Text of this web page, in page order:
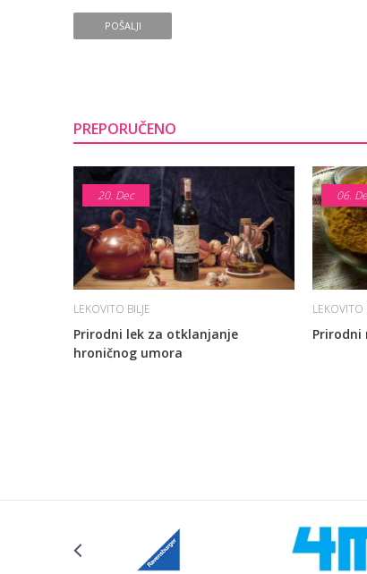
POŠALJI
PREPORUČENO
20. Dec
LEKOVITO BILJE
Prirodni lek za otklanjanje
hroničnog umora
06.
LEKOVITO
Prirodni